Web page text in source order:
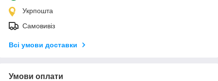
Укрпошта
Самовивіз
Всі умови доставки
Умови оплати